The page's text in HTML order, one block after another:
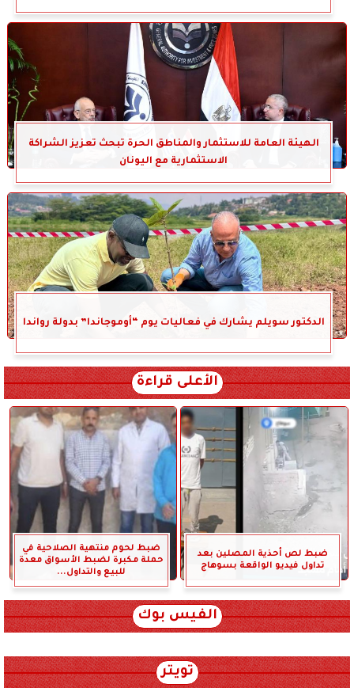
الهيئة العامة للاستثمار والمناطق الحرة تبحث تعزيز الشراكة
الاستثمارية مع اليونان
الدكتور سويلم يشارك في فعاليات يوم “أوموجاندا” بدولة رواندا
الأعلى قراءة
ضبط لص أحذية المصلين بعد
تداول فيديو الواقعة بسوهاج
ضبط لحوم منتهية الصلاحية في
حملة مكبرة لضبط الأسواق معدة
للبيع والتداول...
الفيس بوك
تويتر